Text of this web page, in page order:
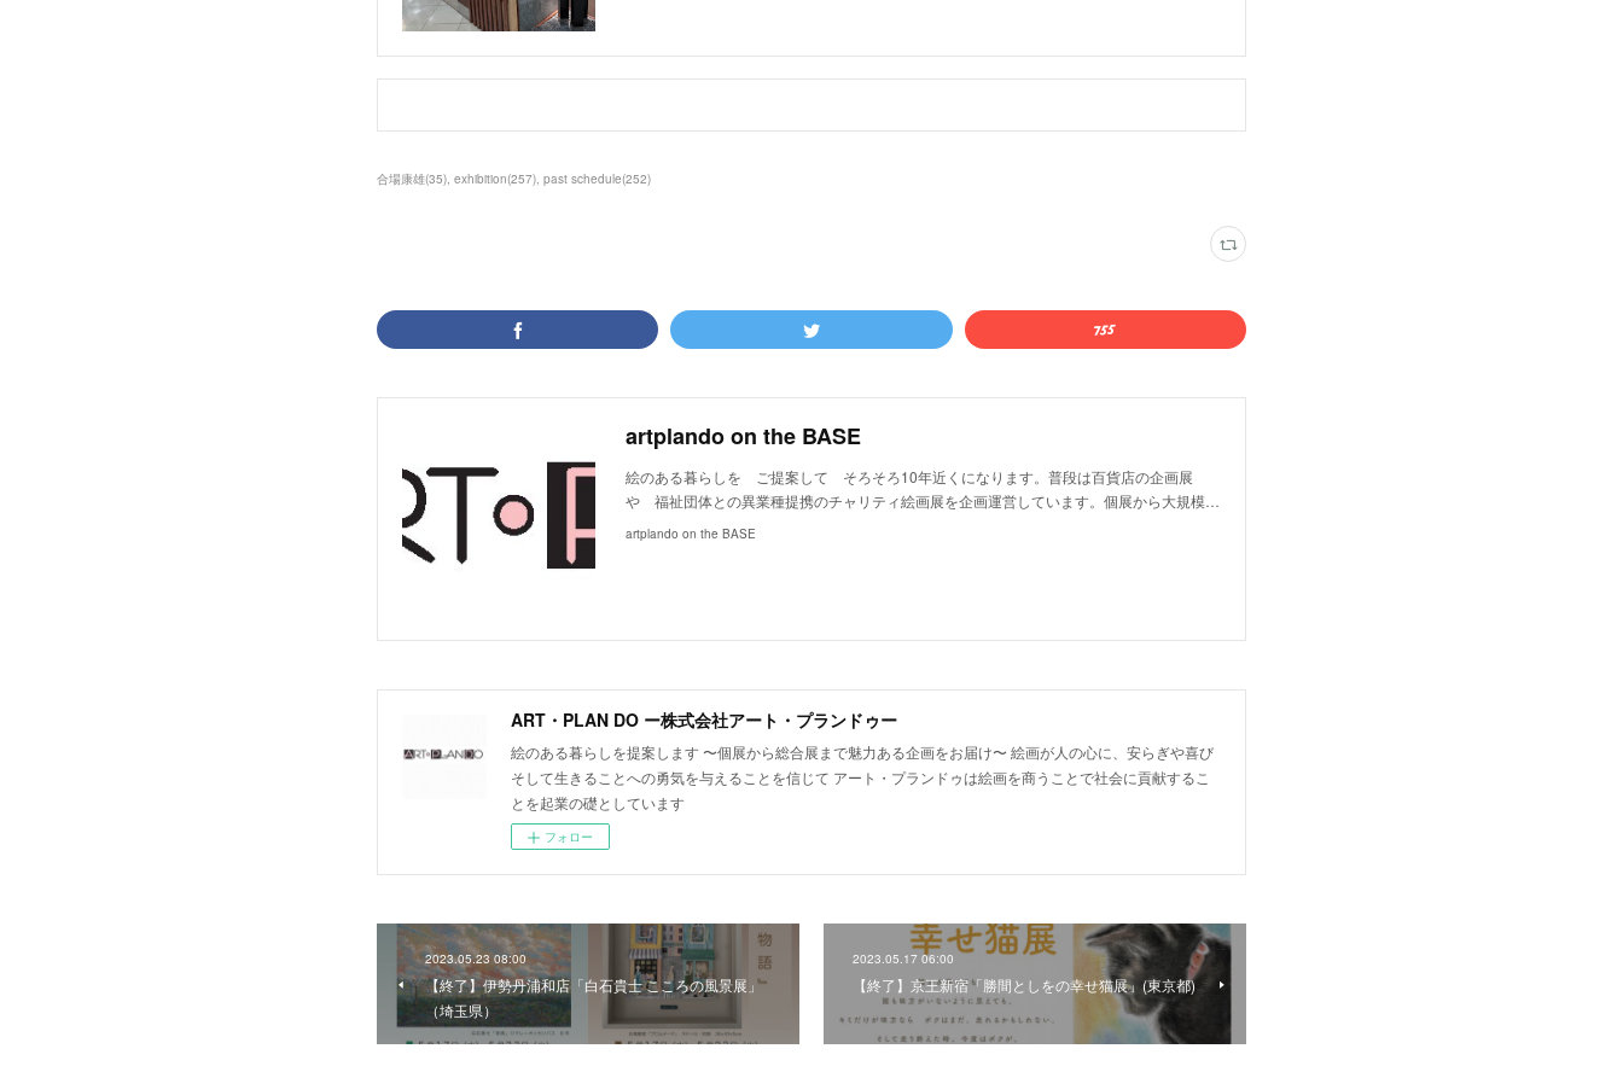
合場康雄(35) exhibition(257) past schedule(252)
artplando on the BASE
絵のある暮らしを ご提案して そろそろ10年近くになります。普段は百貨店の企画展
や 福祉団体との異業種提携のチャリティ絵画展を企画運営しています。個展から大規模…
artplando on the BASE
ART・PLAN DO ー株式会社アート・プランドゥー
絵のある暮らしを提案します 〜個展から総合展まで魅力ある企画をお届け〜 絵画が人の心に、安らぎや喜び
そして生きることへの勇気を与えることを信じて アート・プランドゥは絵画を商うことで社会に貢献するこ
とを起業の礎としています
フォロー
2023.05.23 08:00
【終了】伊勢丹浦和店「白石貴士 こころの風景展」
（埼玉県）
2023.05.17 06:00
【終了】京王新宿「勝間としをの幸せ猫展」(東京都)